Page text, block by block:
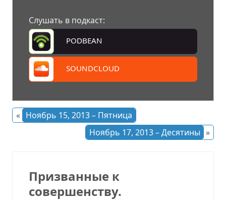
Слушать в подкаст:
PODBEAN
SOUNDCLOUD
« Ноябрь 15, 2013 – Пятница
Ноябрь 17, 2013 – Десятины »
Призванные к
совершенству.